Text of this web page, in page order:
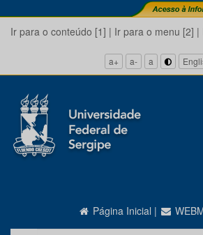
Ir para o conteúdo [1] | Ir para o menu [2] |
a+ a- a
Página Inicial |